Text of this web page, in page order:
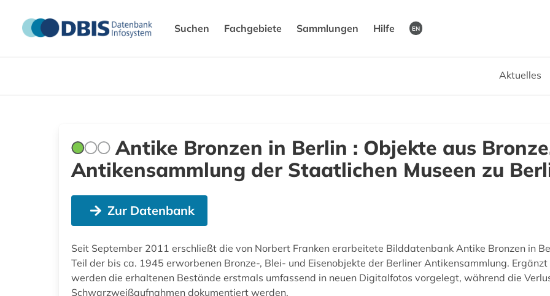
Suchen Fachgebiete Sammlungen Hilfe EN
Aktuelles
Antike Bronzen in Berlin : Objekte aus
Antikensammlung der Staatlichen Museen zu
Zur Datenbank
Seit September 2011 erschließt die von Norbert Franken erarbeitete Bilddatenbank Antike Bronzen in
Teil der bis ca. 1945 erworbenen Bronze-, Blei- und Eisenobjekte der Berliner Antikensammlung.
werden die erhaltenen Bestände erstmals umfassend in neuen Digitalfotos vorgelegt, während die
Schwarzweißaufnahmen dokumentiert werden.